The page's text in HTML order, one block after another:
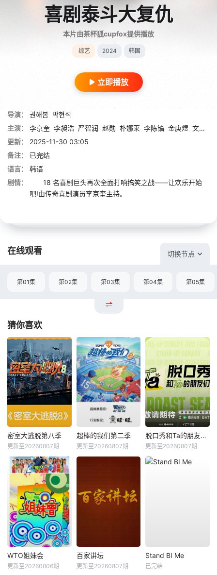
喜剧泰斗大复仇
本片由茶杯狐cupfox提供播放
综艺 2024 韩国
立即播放
导演： 권해봄 박현석
主演：
李京奎 李昶浩 严智润 赵勋 朴娜莱 李陈镐 金庚煜 文世允
更新：
2025-11-30 03:05
备注：
已完结
语言：
韩语
剧情：
18 名喜剧巨头再次全面打响搞笑之战——让欢乐开始
吧!由传奇喜剧演员李京奎主持。
在线观看 切换节点
第01集 第02集 第03集 第04集 第05集
猜你喜欢
密室大逃脱第八季
更新至20260807期
超棒的我们第二季
更新至20260807期
脱口秀和Ta的朋友们第三季
更新至20260807期
WTO姐妹会
更新至20260806期
百家讲坛
更新至20260807期
Stand BI Me
已完结